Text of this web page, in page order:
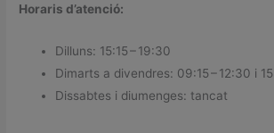
Horaris d’atenció:
Dilluns: 15:15 – 19:30
Dimarts a divendres: 09:15 – 12:30 i
Dissabtes i diumenges: tancat